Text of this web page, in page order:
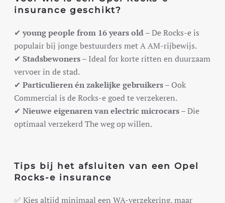
insurance geschikt?
✔young people from 16 years old– De Rocks-e is
populair bij jonge bestuurders met A AM-rijbewijs.
✔ Stadsbewoners– Ideal for korte ritten en duurzaam
vervoer in de stad.
✔ Particulieren én zakelijke gebruikers– Ook
Commercial is de Rocks-e goed te verzekeren.
✔ Nieuwe eigenaren van electric microcars– Die
optimaal verzekerd The weg op willen.
Tips bij het afsluiten van een Opel
Rocks-e insurance
✅ Kies altijd minimaal een WA-verzekering, maar